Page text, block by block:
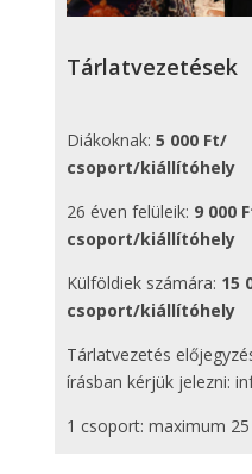
Tárlatvezetések
Diákoknak: 5 000 Ft/
csoport/kiállítóhely
26 éven felüleik: 9 000
csoport/kiállítóhely
Külföldiek számára: 15
csoport/kiállítóhely
Tárlatvezetés
írásban kérjük jelezni:
1 csoport: maximum